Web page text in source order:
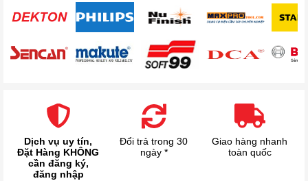
Dịch vụ uy tín,
Đặt Hàng KHÔNG
cần đăng ký,
đăng nhập
Đổi trả trong 30
ngày *
Giao hàng nhanh
toàn quốc